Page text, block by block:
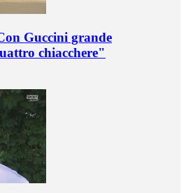
Guccini grande
chiacchere"